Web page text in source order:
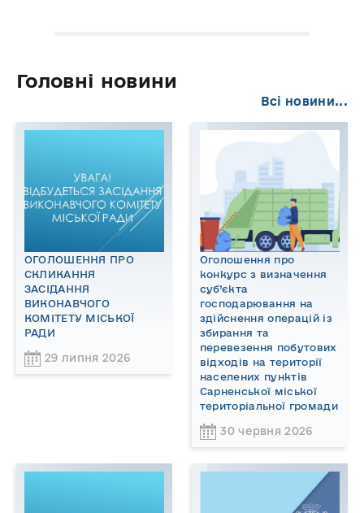
Головні новини
Всі новини...
ОГОЛОШЕННЯ ПРО
СКЛИКАННЯ
ЗАСІДАННЯ
ВИКОНАВЧОГО
КОМІТЕТУ МІСЬКОЇ
РАДИ
29 липня 2026
Оголошення про
конкурс з визначення
суб’єкта
господарювання на
здійснення операцій із
збирання та
перевезення побутових
відходів на території
населених пунктів
Сарненської міської
територіальної громади
30 червня 2026